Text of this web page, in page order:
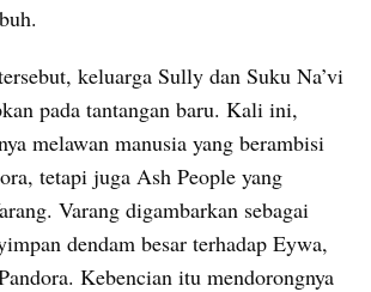
keluarga Sully dan Suku Na’vi
pada tantangan baru. Kali ini,
melawan manusia yang berambisi
tetapi juga Ash People yang
Varang digambarkan sebagai
dendam besar terhadap Eywa,
Kebencian itu mendorongnya